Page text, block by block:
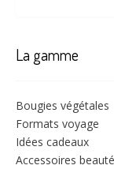
La gamme
Bougies végétales
Formats voyage
Idées cadeaux
Accessoires beauté